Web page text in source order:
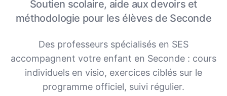
Soutien scolaire, aide aux devoirs et
méthodologie pour les élèves de Seconde
Des professeurs spécialisés en SES
accompagnent votre enfant en Seconde : cours
individuels en visio, exercices ciblés sur le
programme officiel, suivi régulier.